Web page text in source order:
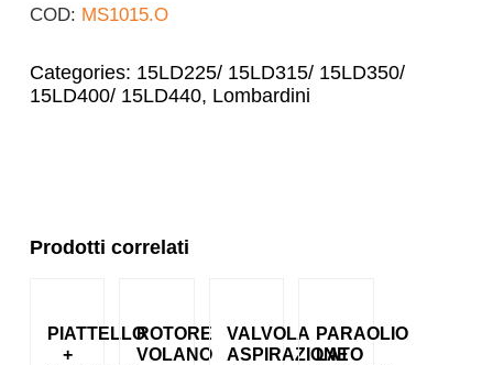
COD: MS1015.O
Categories: 15LD225/ 15LD315/ 15LD350/
15LD400/ 15LD440, Lombardini
Prodotti correlati
PIATTELLO
+
ROTORE
VOLANO
VALVOLA
ASPIRAZIONE
PARAOLIO
LATO